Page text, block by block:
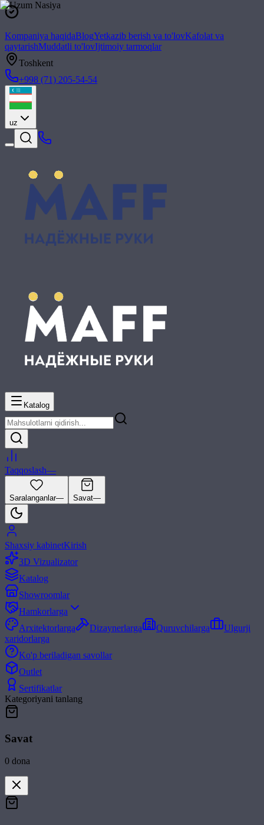
Kompaniya haqidaBlogYetkazib berish va to'lovKafolat va
qaytarishMuddatli to'lovIjtimoiy tarmoqlar
Toshkent
+998 (71) 205-54-54
uz
Katalog
Taqqoslash—
Saralanganlar— Savat—
Shaxsiy kabinetKirish
3D Vizualizator
Katalog
Showroomlar
Hamkorlarga
Arxitektorlarga
Dizaynerlarga Quruvchilarga
Ulgurji
xaridorlarga
Ko'p beriladigan savollar
Outlet
Sertifikatlar
Kategoriyani tanlang
Savat
0 dona